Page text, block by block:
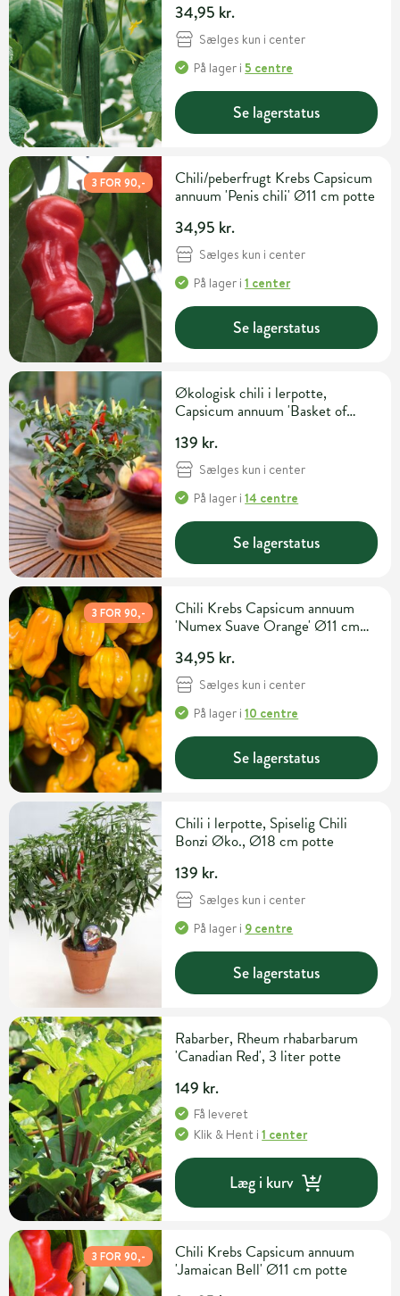
34,95 kr.
Sælges kun i center
På lager i5 centre
Se lagerstatus
3 FOR 90,-
Chili/peberfrugt Krebs Capsicum
annuum 'Penis chili' Ø11 cm potte
34,95 kr.
Sælges kun i center
På lager i1 center
Se lagerstatus
Økologisk chili i lerpotte,
Capsicum annuum 'Basket of
139 kr.
Sælges kun i center
På lager i14 centre
Se lagerstatus
3 FOR 90,-
Chili Krebs Capsicum annuum
'Numex Suave Orange' Ø11 cm
34,95 kr.
Sælges kun i center
På lager i10 centre
Se lagerstatus
Chili i lerpotte, Spiselig Chili
Bonzi Øko., Ø18 cm potte
139 kr.
Sælges kun i center
På lager i 9 centre
Se lagerstatus
Rabarber, Rheum rhabarbarum
'Canadian Red', 3 liter potte
149 kr.
Få leveret
Klik & Hent i1 center
Læg i kurv
3 FOR 90,-
Chili Krebs Capsicum annuum
'Jamaican Bell' Ø11 cm potte